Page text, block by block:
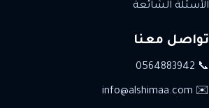
الأسئلة الشائعة
تواصل معنا
📞 0564883942
✉️ info@alshimaa.com